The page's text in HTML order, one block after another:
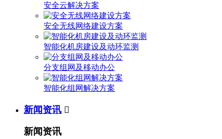
安全云解决方案
安全无线网络建设方案
智能化机房建设及动环监测
分支组网及移动办公
智能化组网解决方案
新闻资讯 
新闻资讯